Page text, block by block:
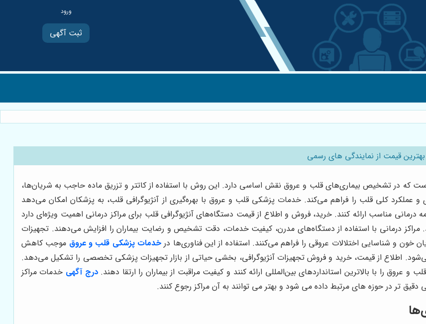
ثبت آگهی
قیمت از نمایندگی های رسمی
که در تشخیص بیماری‌های قلب و عروق نقش اساسی دارد. این روش با استفاده از کاتتر و تزریق ماده حاجب به شریان‌ها،
عملکرد کلی قلب را فراهم می‌کند. خدمات پزشکی قلب و عروق با بهره‌گیری از آنژیوگرافی قلب، به پزشکان امکان می‌دهد
مناسب ارائه کنند. خرید، فروش و اطلاع از قیمت دستگاه‌های آنژیوگرافی قلب برای مراکز درمانی اهمیت ویژه‌ای دارد
مراکز درمانی با استفاده از دستگاه‌های مدرن، کیفیت خدمات، دقت تشخیص و رضایت بیماران را افزایش می‌دهند. تجهیزات
خون و شناسایی اختلالات عروقی را فراهم می‌کنند. استفاده از این فناوری‌ها در خدمات پزشکی قلب و عروق موجب کاهش
اطلاع از قیمت، خرید و فروش تجهیزات آنژیوگرافی، بخشی حیاتی از بازار تجهیزات پزشکی تخصصی را تشکیل می‌دهد.
را با بالاترین استانداردهای بین‌المللی ارائه کنند و کیفیت مراقبت از بیماران را ارتقا دهند.درج آگهی خدمات مراکز
تر در حوزه های مرتبط داده می شود و بهتر می توانند به آن مراکز رجوع کنند.